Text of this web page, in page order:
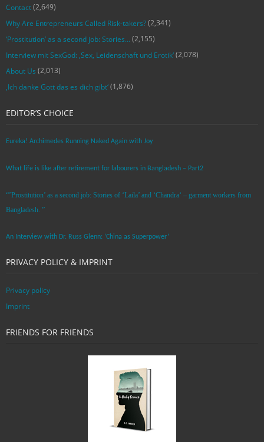
Contact(2,649)
Why Are Entrepreneurs Called Risk-takers?(2,341)
‘Prostitution’ as a second job: Stories…(2,155)
Interview mit SexGod: ‚Sex, Leidenschaft und Erotik‘(2,078)
About Us (2,013)
‚Ich danke Gott das es dich gibt‘(1,876)
EDITOR’S CHOICE
Eureka! Archimedes Running Naked Again with Joy
What life is like after retirement for labourers in Bangladesh – Part2
“’Prostitution’ as a second job: Stories of ‘Laila’ and ‘Chandra‘ – garment workers from
Bangladesh. ”
An Interview with Dr. Russ Glenn: ‘China as Superpower’
PRIVACY POLICY & IMPRINT
Privacy policy
Imprint
FRIENDS FOR FRIENDS